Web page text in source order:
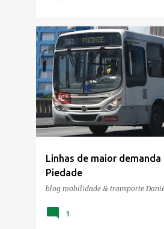
Linhas de maior demanda
Piedade
blog mobilidade & transporte
1